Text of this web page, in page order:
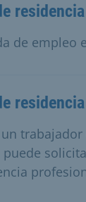
de empleo
un